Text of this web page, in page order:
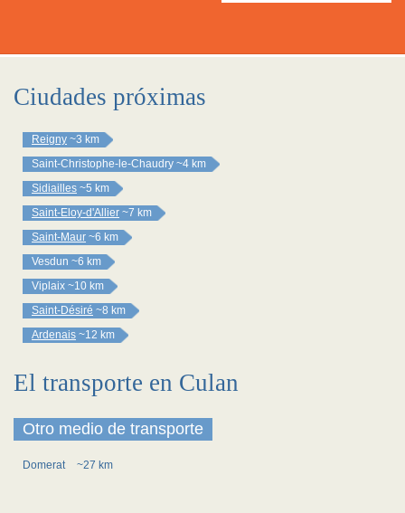
Ciudades próximas
Reigny ~3 km
Saint-Christophe-le-Chaudry ~4 km
Sidiailles ~5 km
Saint-Eloy-d'Allier ~7 km
Saint-Maur ~6 km
Vesdun ~6 km
Viplaix ~10 km
Saint-Désiré ~8 km
Ardenais ~12 km
El transporte en Culan
Otro medio de transporte
Domerat ~27 km